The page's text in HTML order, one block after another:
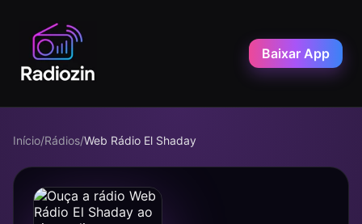
Baixar App
Início/Rádios/Web Rádio El Shaday